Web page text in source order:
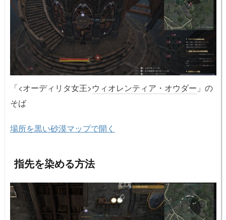
「<オーディリタ女王>ウィオレンティア・オウダー 」の
そば
場所を黒い砂漠マップで開く
指先を染める方法